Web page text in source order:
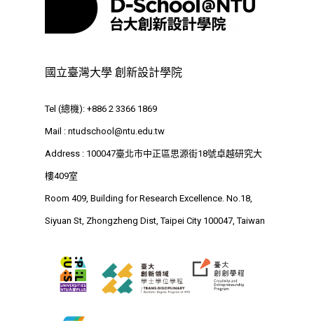
國立臺灣大學 創新設計學院
Tel (總機): +886 2 3366 1869
Mail : ntudschool@ntu.edu.tw
Address : 100047臺北市中正區思源街18號卓越研究大
樓409室
Room 409, Building for Research Excellence. No.18,
Siyuan St, Zhongzheng Dist, Taipei City 100047, Taiwan